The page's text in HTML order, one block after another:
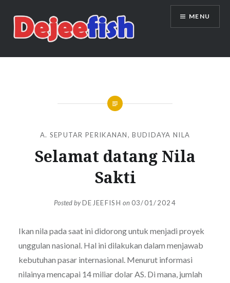
content
DEJEEFISH | PRODUSEN BENIH
MENU
A. SEPUTAR PERIKANAN,BUDIDAYA NILA
Selamat datang Nila
Sakti
Posted byDEJEEFISH on03/01/2024
Ikan nila pada saat ini didorong untuk menjadi proyek
unggulan nasional. Hal ini dilakukan dalam menjawab
kebutuhan pasar internasional. Menurut informasi
nilainya mencapai 14 miliar dolar AS. Di mana, jumlah